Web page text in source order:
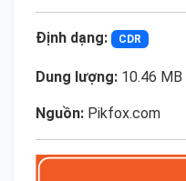
Định dạng: CDR
Dung lượng: 10.46 MB
Nguồn: Pikfox.com